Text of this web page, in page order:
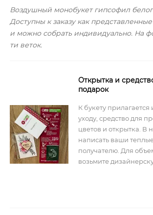
Воздушный монобукет гипсофил
Доступны к заказу как
и можно собрать индивидуально. На
ти веток.
Открытка и
подарок
К букету
уходу, средство для
цветов и открытка. В
написать ваши
получателю. Для
возьмите